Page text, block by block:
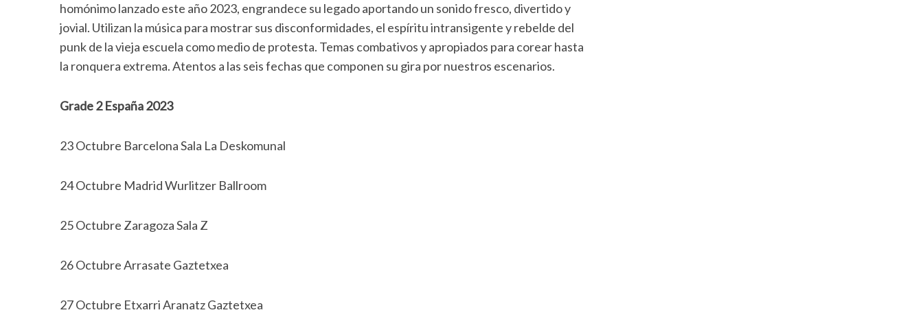
homónimo lanzado este año 2023, engrandece su legado aportando un sonido fresco, divertido y
jovial. Utilizan la música para mostrar sus disconformidades, el espíritu intransigente y rebelde del
punk de la vieja escuela como medio de protesta. Temas combativos y apropiados para corear hasta
la ronquera extrema. Atentos a las seis fechas que componen su gira por nuestros escenarios.
Grade 2 España 2023
23 Octubre Barcelona Sala La Deskomunal
24 Octubre Madrid Wurlitzer Ballroom
25 Octubre Zaragoza Sala Z
26 Octubre Arrasate Gaztetxea
27 Octubre Etxarri Aranatz Gaztetxea